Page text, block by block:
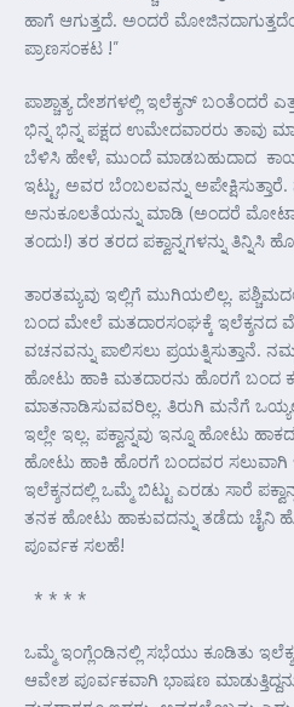
ಹಾಗೆ ಆಗುತ್ತದೆ. ಅಂದರೆ
ಪ್ರಾಣಸಂಕಟ !”
ಪಾಶ್ಚಾತ್ಯ ದೇಶಗಳಲ್ಲಿ ಇಲೆಕ್ಶನ್ ಬಂತೆಂದರೆ
ಭಿನ್ನ ಭಿನ್ನ ಪಕ್ಷದ ಉಮೇದವಾರರು ತಾವು
ಬೆಳಿಸಿ ಹೇಳೆ, ಮುಂದೆ ಮಾಡಬಹುದಾದ
ಇಟ್ಟು, ಅವರ ಬೆಂಬಲವನ್ನು
ಅನುಕೂಲತೆಯನ್ನು ಮಾಡಿ (ಅಂದರೆ
ತಂದು!) ತರ ತರದ ಪಕ್ವಾನ್ನಗಳನ್ನು ತಿನ್ನಿಸಿ
ತಾರತಮ್ಯವು ಇಲ್ಲಿಗೆ ಮುಗಿಯಲಿಲ್ಲ.
ಬಂದ ಮೇಲೆ ಮತದಾರಸಂಘಕ್ಕೆ ಇಲೆಕ್ಶನದ
ವಚನವನ್ನು ಪಾಲಿಸಲು ಪ್ರಯತ್ನಿಸುತ್ತಾನೆ.
ಹೋಟು ಹಾಕಿ ಮತದಾರನು ಹೊರಗೆ ಬಂದ
ಮಾತನಾಡಿಸುವವರಿಲ್ಲ. ತಿರುಗಿ ಮನೆಗೆ
ಇಲ್ಲೇ ಇಲ್ಲ. ಪಕ್ವಾನ್ನವು ಇನ್ನೂ ಹೋಟು
ಹೋಟು ಹಾಕಿ ಹೊರಗೆ ಬಂದವರ ಸಲುವಾಗಿ
ಇಲೆಕ್ಶನದಲ್ಲಿ ಒಮ್ಮೆ ಬಿಟ್ಟು ಎರಡು ಸಾರೆ
ತನಕ ಹೋಟು ಹಾಕುವದನ್ನು ತಡೆದು ಚೈನಿ
ಪೂರ್ವಕ ಸಲಹೆ!
* * * *
ಒಮ್ಮೆ ಇಂಗ್ಲೆಂಡಿನಲ್ಲಿ ಸಭೆಯು ಕೂಡಿತು
ಆವೇಶ ಪೂರ್ವಕವಾಗಿ ಭಾಷಣ